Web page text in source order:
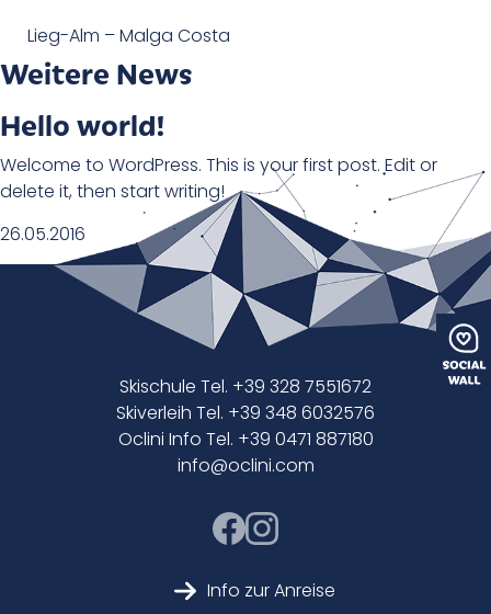
Lieg-Alm – Malga Costa
Weitere News
Hello world!
Welcome to WordPress. This is your first post. Edit or
delete it, then start writing!
26.05.2016
Skischule Tel. +39 328 7551672
Skiverleih Tel. +39 348 6032576
Oclini Info Tel. +39 0471 887180
info@oclini.com
Info zur Anreise